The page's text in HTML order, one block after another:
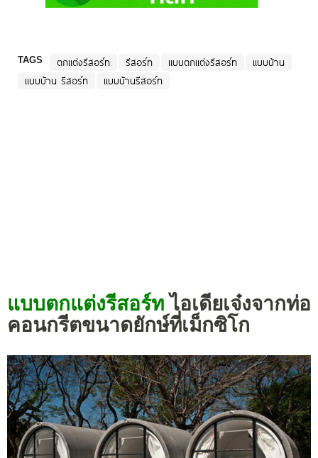
TAGS ตกแต่งรีสอร์ท รีสอร์ท แบบตกแต่งรีสอร์ท
แบบบ้าน
แบบบ้าน รีสอร์ท
แบบบ้านรีสอร์ท
แบบตกแต่งรีสอร์ท ไอเดียเจ๋งจากท่อ
คอนกรีตขนาดยักษ์ที่เม็กซิโก